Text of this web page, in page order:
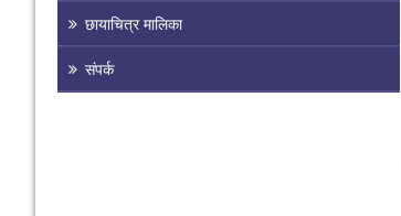
छायाचित्र मालिका
संपर्क